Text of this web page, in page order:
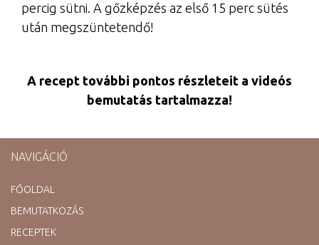
percig sütni. A gőzképzés az első 15 perc sütés
után megszüntetendő!
A recept további pontos részleteit a videós
bemutatás tartalmazza!
NAVIGÁCIÓ
FŐOLDAL
BEMUTATKOZÁS
RECEPTEK